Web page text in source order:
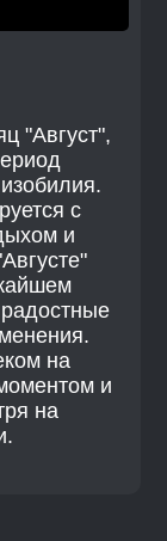
"Август",
с
и
на
и
на